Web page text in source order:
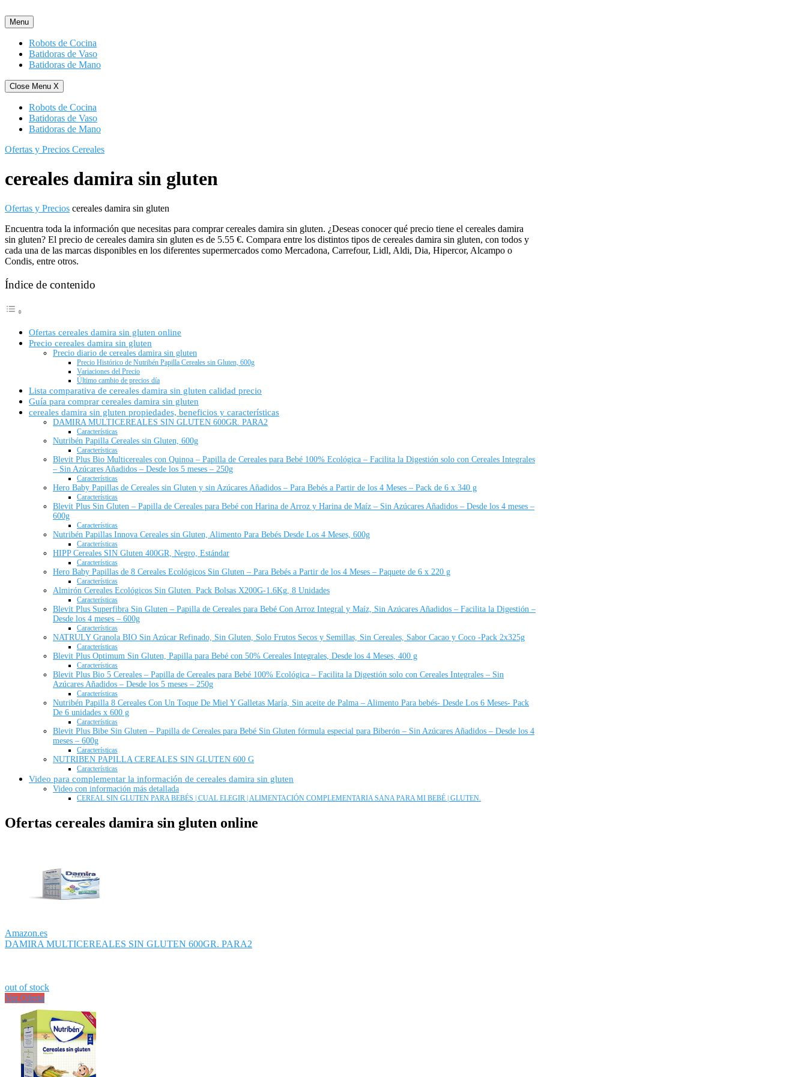
al
contenido
Menu
Robots de Cocina
Batidoras de Vaso
Batidoras de Mano
Close Menu X
Robots de Cocina
Batidoras de Vaso
Batidoras de Mano
Ofertas y Precios Cereales
cereales damira sin gluten
Ofertas y Precios cereales damira sin gluten
Encuentra toda la información que necesitas para comprar cereales damira sin gluten. ¿Deseas conocer qué precio tiene el cereales damira
sin gluten? El precio de cereales damira sin gluten es de 5.55 €. Compara entre los distintos tipos de cereales damira sin gluten, con todos y
cada una de las marcas disponibles en los diferentes supermercados como Mercadona, Carrefour, Lidl, Aldi, Dia, Hipercor, Alcampo o
Condis, entre otros.
Índice de contenido
Ofertas cereales damira sin gluten online
Precio cereales damira sin gluten
Precio diario de cereales damira sin gluten
Precio Histórico de Nutribén Papilla Cereales sin Gluten, 600g
Variaciones del Precio
Último cambio de precios día
Lista comparativa de cereales damira sin gluten calidad precio
Guía para comprar cereales damira sin gluten
cereales damira sin gluten propiedades, beneficios y características
DAMIRA MULTICEREALES SIN GLUTEN 600GR. PARA2
Características
Nutribén Papilla Cereales sin Gluten, 600g
Características
Blevit Plus Bio Multicereales con Quinoa – Papilla de Cereales para Bebé 100% Ecológica – Facilita la Digestión solo con Cereales Integrales
– Sin Azúcares Añadidos – Desde los 5 meses – 250g
Características
Hero Baby Papillas de Cereales sin Gluten y sin Azúcares Añadidos – Para Bebés a Partir de los 4 Meses – Pack de 6 x 340 g
Características
Blevit Plus Sin Gluten – Papilla de Cereales para Bebé con Harina de Arroz y Harina de Maíz – Sin Azúcares Añadidos – Desde los 4 meses –
600g
Características
Nutribén Papillas Innova Cereales sin Gluten, Alimento Para Bebés Desde Los 4 Meses, 600g
Características
HIPP Cereales SIN Gluten 400GR, Negro, Estándar
Características
Hero Baby Papillas de 8 Cereales Ecológicos Sin Gluten – Para Bebés a Partir de los 4 Meses – Paquete de 6 x 220 g
Características
Almirón Cereales Ecológicos Sin Gluten. Pack Bolsas X200G-1.6Kg, 8 Unidades
Características
Blevit Plus Superfibra Sin Gluten – Papilla de Cereales para Bebé Con Arroz Integral y Maíz, Sin Azúcares Añadidos – Facilita la Digestión –
Desde los 4 meses – 600g
Características
NATRULY Granola BIO Sin Azúcar Refinado, Sin Gluten, Solo Frutos Secos y Semillas, Sin Cereales, Sabor Cacao y Coco -Pack 2x325g
Características
Blevit Plus Optimum Sin Gluten, Papilla para Bebé con 50% Cereales Integrales, Desde los 4 Meses, 400 g
Características
Blevit Plus Bio 5 Cereales – Papilla de Cereales para Bebé 100% Ecológica – Facilita la Digestión solo con Cereales Integrales – Sin
Azúcares Añadidos – Desde los 5 meses – 250g
Características
Nutribén Papilla 8 Cereales Con Un Toque De Miel Y Galletas María, Sin aceite de Palma – Alimento Para bebés- Desde Los 6 Meses- Pack
De 6 unidades x 600 g
Características
Blevit Plus Bibe Sin Gluten – Papilla de Cereales para Bebé Sin Gluten fórmula especial para Biberón – Sin Azúcares Añadidos – Desde los 4
meses – 600g
Características
NUTRIBEN PAPILLA CEREALES SIN GLUTEN 600 G
Características
Video para complementar la información de cereales damira sin gluten
Video con información más detallada
CEREAL SIN GLUTEN PARA BEBÉS | CUAL ELEGIR | ALIMENTACIÓN COMPLEMENTARIA SANA PARA MI BEBÉ | GLUTEN.
Ofertas cereales damira sin gluten online
Amazon.es
DAMIRA MULTICEREALES SIN GLUTEN 600GR. PARA2
out of stock
Ver Oferta